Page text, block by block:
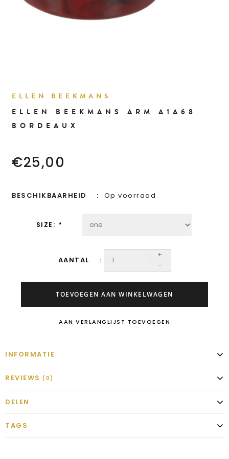
ELLEN BEEKMANS
ELLEN BEEKMANS ARM A1A68
BORDEAUX
€25,00
BESCHIKBAARHEID Op voorraad
SIZE: *
AANTAL
+
-
TOEVOEGEN AAN WINKELWAGEN
AAN VERLANGLIJST TOEVOEGEN
INFORMATIE
REVIEWS (0)
DELEN
TAGS